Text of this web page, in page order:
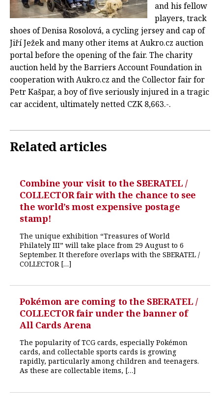
and his fellow
players, track
shoes of Denisa Rosolová, a cycling jersey and cap of
Jiří Ježek and many other items at Aukro.cz auction
portal before the opening of the fair. The charity
auction held by the Barriers Account Foundation in
cooperation with Aukro.cz and the Collector fair for
Petr Kašpar, a boy of five seriously injured in a tragic
car accident, ultimately netted CZK 8,663.-.
Related articles
Combine your visit to the SBERATEL /
COLLECTOR fair with the chance to see
the world’s most expensive postage
stamp!
The unique exhibition “Treasures of World
Philately III” will take place from 29 August to 6
September. It therefore overlaps with the SBERATEL /
COLLECTOR […]
Pokémon are coming to the SBERATEL /
COLLECTOR fair under the banner of
All Cards Arena
The popularity of TCG cards, especially Pokémon
cards, and collectable sports cards is growing
rapidly, particularly among children and teenagers.
As these are collectable items, […]